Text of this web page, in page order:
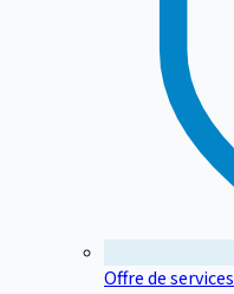
Offre de services